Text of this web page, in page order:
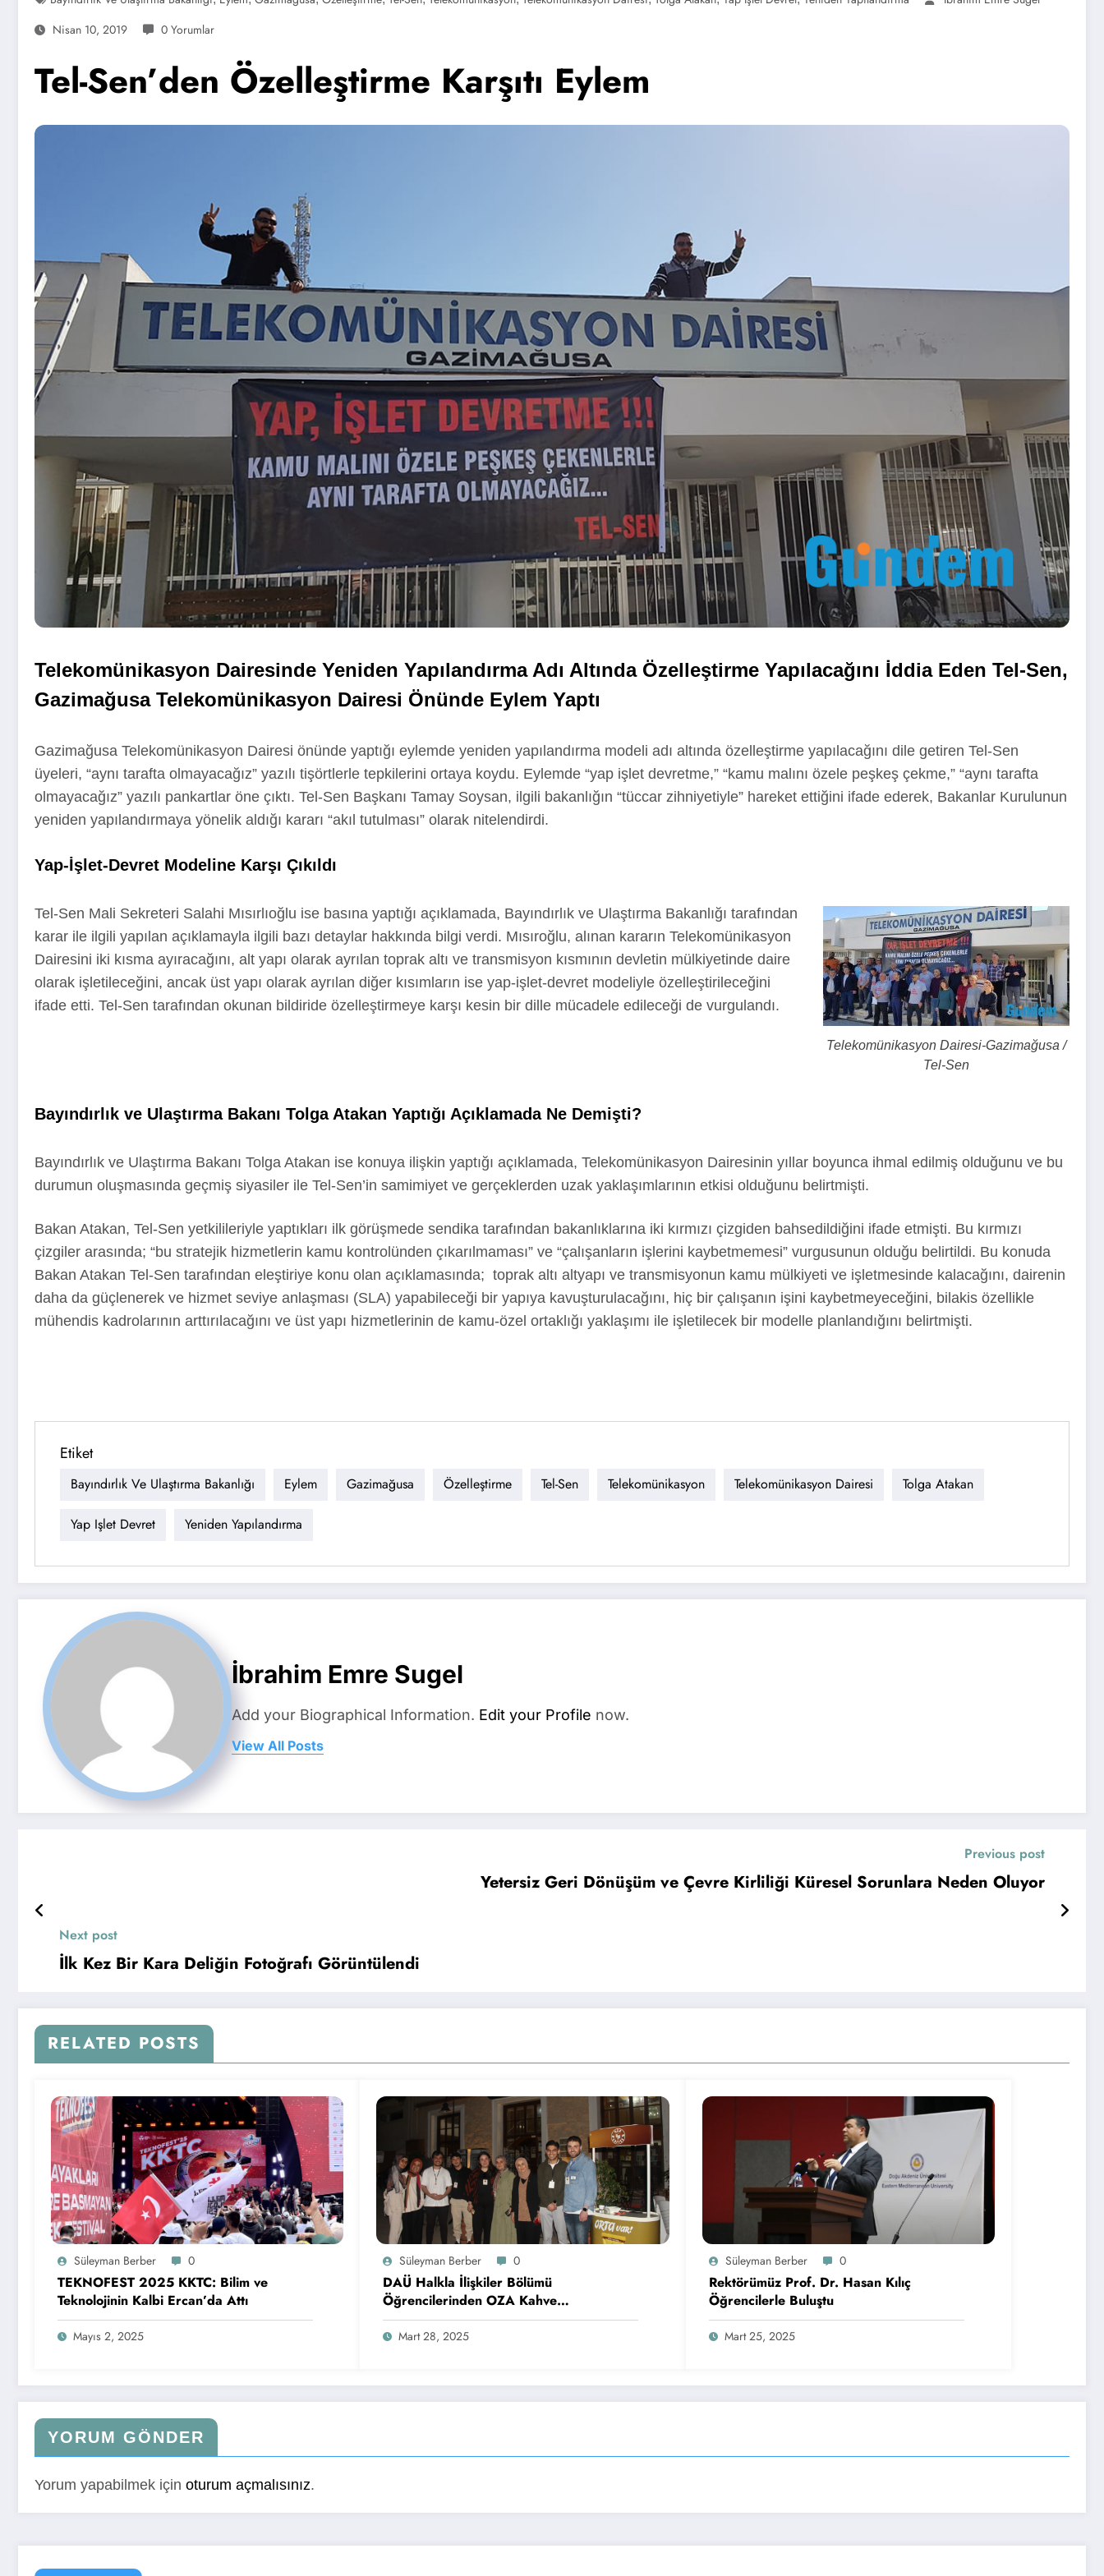
Nisan 10, 2019
0 Yorumlar
Tel-Sen’den Özelleştirme Karşıtı Eylem
Telekomünikasyon Dairesinde Yeniden Yapılandırma Adı Altında Özelleştirme Yapılacağını İddia Eden Tel-Sen,
Gazimağusa Telekomünikasyon Dairesi Önünde Eylem Yaptı
Gazimağusa Telekomünikasyon Dairesi önünde yaptığı eylemde yeniden yapılandırma modeli adı altında özelleştirme yapılacağını dile getiren Tel-Sen
üyeleri, “aynı tarafta olmayacağız” yazılı tişörtlerle tepkilerini ortaya koydu. Eylemde “yap işlet devretme,” “kamu malını özele peşkeş çekme,” “aynı tarafta
olmayacağız” yazılı pankartlar öne çıktı. Tel-Sen Başkanı Tamay Soysan, ilgili bakanlığın “tüccar zihniyetiyle” hareket ettiğini ifade ederek, Bakanlar Kurulunun
yeniden yapılandırmaya yönelik aldığı kararı “akıl tutulması” olarak nitelendirdi.
Yap-İşlet-Devret Modeline Karşı Çıkıldı
Telekomünikasyon Dairesi-Gazimağusa /
Tel-Sen
Tel-Sen Mali Sekreteri Salahi Mısırlıoğlu ise basına yaptığı açıklamada, Bayındırlık ve Ulaştırma Bakanlığı tarafından
karar ile ilgili yapılan açıklamayla ilgili bazı detaylar hakkında bilgi verdi. Mısıroğlu, alınan kararın Telekomünikasyon
Dairesini iki kısma ayıracağını, alt yapı olarak ayrılan toprak altı ve transmisyon kısmının devletin mülkiyetinde daire
olarak işletileceğini, ancak üst yapı olarak ayrılan diğer kısımların ise yap-işlet-devret modeliyle özelleştirileceğini
ifade etti. Tel-Sen tarafından okunan bildiride özelleştirmeye karşı kesin bir dille mücadele edileceği de vurgulandı.
Bayındırlık ve Ulaştırma Bakanı Tolga Atakan Yaptığı Açıklamada Ne Demişti?
Bayındırlık ve Ulaştırma Bakanı Tolga Atakan ise konuya ilişkin yaptığı açıklamada, Telekomünikasyon Dairesinin yıllar boyunca ihmal edilmiş olduğunu ve bu
durumun oluşmasında geçmiş siyasiler ile Tel-Sen’in samimiyet ve gerçeklerden uzak yaklaşımlarının etkisi olduğunu belirtmişti.
Bakan Atakan, Tel-Sen yetkilileriyle yaptıkları ilk görüşmede sendika tarafından bakanlıklarına iki kırmızı çizgiden bahsedildiğini ifade etmişti. Bu kırmızı
çizgiler arasında; “bu stratejik hizmetlerin kamu kontrolünden çıkarılmaması” ve “çalışanların işlerini kaybetmemesi” vurgusunun olduğu belirtildi. Bu konuda
Bakan Atakan Tel-Sen tarafından eleştiriye konu olan açıklamasında; toprak altı altyapı ve transmisyonun kamu mülkiyeti ve işletmesinde kalacağını, dairenin
daha da güçlenerek ve hizmet seviye anlaşması (SLA) yapabileceği bir yapıya kavuşturulacağını, hiç bir çalışanın işini kaybetmeyeceğini, bilakis özellikle
mühendis kadrolarının arttırılacağını ve üst yapı hizmetlerinin de kamu-özel ortaklığı yaklaşımı ile işletilecek bir modelle planlandığını belirtmişti.
Etiket
Bayındırlık Ve Ulaştırma Bakanlığı Eylem Gazimağusa Özelleştirme Tel-Sen Telekomünikasyon Telekomünikasyon Dairesi Tolga Atakan
Yap Işlet Devret Yeniden Yapılandırma
İbrahim Emre Sugel
Add your Biographical Information. Edit your Profile now.
View All Posts
Previous post
Yetersiz Geri Dönüşüm ve Çevre Kirliliği Küresel Sorunlara Neden Oluyor
Next post
İlk Kez Bir Kara Deliğin Fotoğrafı Görüntülendi
RELATED POSTS
Süleyman Berber 0
TEKNOFEST 2025 KKTC: Bilim ve
Teknolojinin Kalbi Ercan’da Attı
Mayıs 2, 2025
Süleyman Berber 0
DAÜ Halkla İlişkiler Bölümü
Öğrencilerinden OZA Kahve
Sponsorluğunda Lezzetli Bir Etkinlik
Mart 28, 2025
Süleyman Berber 0
Rektörümüz Prof. Dr. Hasan Kılıç
Öğrencilerle Buluştu
Mart 25, 2025
YORUM GÖNDER
Yorum yapabilmek için oturum açmalısınız.